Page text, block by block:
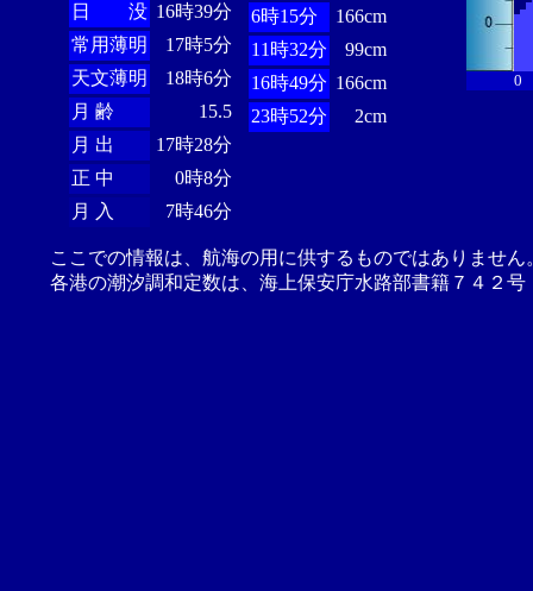
日 没 16時39分
常用薄明
17時5分
天文薄明
18時6分
月 齢
15.5
月 出
17時28分
正 中
0時8分
月 入
7時46分
6時15分
166cm
11時32分
99cm
16時49分 166cm
23時52分
2cm
0
ここでの情報は、航海の用に供するものではありませ
各港の潮汐調和定数は、海上保安庁水路部書籍７４２